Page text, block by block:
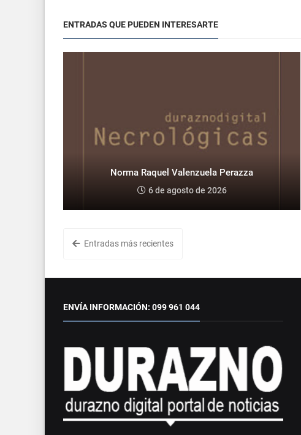
ENTRADAS QUE PUEDEN INTERESARTE
Norma Raquel Valenzuela Perazza
6 de agosto de 2026
Entradas más recientes
ENVÍA INFORMACIÓN: 099 961 044